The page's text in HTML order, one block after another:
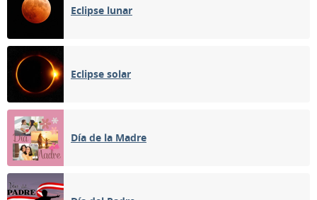
Eclipse lunar
Eclipse solar
Día de la Madre